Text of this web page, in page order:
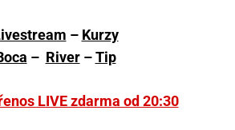
– Kurzy
– River–Tip
LIVE zdarma od 20:30